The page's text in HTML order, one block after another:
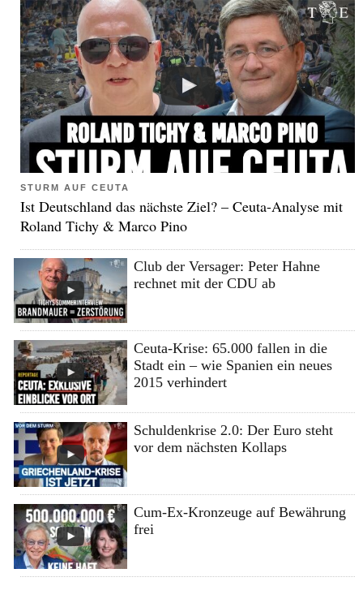
STURM AUF CEUTA
Ist Deutschland das nächste Ziel? – Ceuta-Analyse mit
Roland Tichy & Marco Pino
Club der Versager: Peter Hahne
rechnet mit der CDU ab
Ceuta-Krise: 65.000 fallen in die
Stadt ein – wie Spanien ein neues
2015 verhindert
Schuldenkrise 2.0: Der Euro steht
vor dem nächsten Kollaps
Cum-Ex-Kronzeuge auf Bewährung
frei